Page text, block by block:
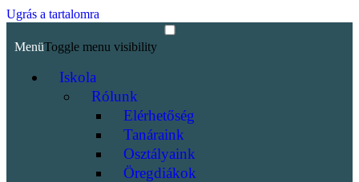
Ugrás a tartalomra
MenüToggle menu visibility
Iskola
Rólunk
Elérhetőség
Tanáraink
Osztályaink
Öregdiákok